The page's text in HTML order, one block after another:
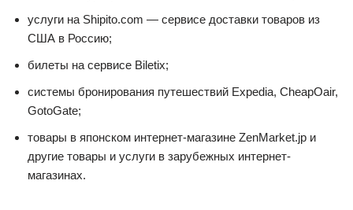
услуги на Shipito.com — сервисе доставки товаров из
США в Россию;
билеты на сервисе Biletix;
системы бронирования путешествий Expedia, CheapOair,
GotoGate;
товары в японском интернет-магазине ZenMarket.jp и
другие товары и услуги в зарубежных интернет-
магазинах.